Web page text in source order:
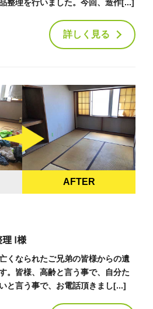
整理を行いました。今回、造作[...]
詳しく見る
AFTER
I様
くなられたご兄弟の皆様からの遺
。皆様、高齢と言う事で、自分た
と言う事で、お電話頂きまし[...]